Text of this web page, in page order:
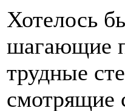
Хотелось
шагающие
трудные
смотрящие